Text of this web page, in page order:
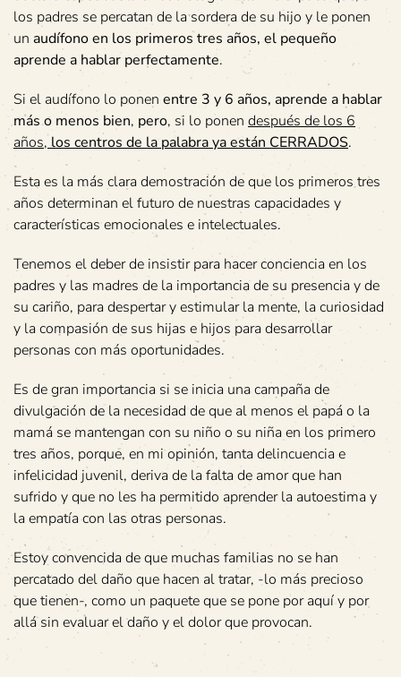
los padres se percatan de la sordera de su hijo y le ponen
un audífono en los primeros tres años, el pequeño
aprende a hablar perfectamente.
Si el audífono lo ponen entre 3 y 6 años, aprende a hablar
más o menos bien, pero, si lo ponen después de los 6
años, los centros de la palabra ya están CERRADOS.
Esta es la más clara demostración de que los primeros tres
años determinan el futuro de nuestras capacidades y
características emocionales e intelectuales.
Tenemos el deber de insistir para hacer conciencia en los
padres y las madres de la importancia de su presencia y de
su cariño, para despertar y estimular la mente, la curiosidad
y la compasión de sus hijas e hijos para desarrollar
personas con más oportunidades.
Es de gran importancia si se inicia una campaña de
divulgación de la necesidad de que al menos el papá o la
mamá se mantengan con su niño o su niña en los primero
tres años, porque, en mi opinión, tanta delincuencia e
infelicidad juvenil, deriva de la falta de amor que han
sufrido y que no les ha permitido aprender la autoestima y
la empatía con las otras personas.
Estoy convencida de que muchas familias no se han
percatado del daño que hacen al tratar, -lo más precioso
que tienen-, como un paquete que se pone por aquí y por
allá sin evaluar el daño y el dolor que provocan.